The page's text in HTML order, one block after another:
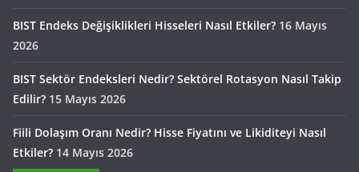
BIST Endeks Değişiklikleri Hisseleri Nasıl Etkiler? 16 Mayıs
2026
BIST Sektör Endeksleri Nedir? Sektörel Rotasyon Nasıl Takip
Edilir? 15 Mayıs 2026
Fiili Dolaşım Oranı Nedir? Hisse Fiyatını ve Likiditeyi Nasıl
Etkiler? 14 Mayıs 2026